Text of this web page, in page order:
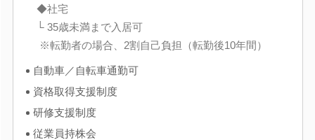
◆社宅
└ 35歳未満まで入居可
※転勤者の場合、2割自己負担（転勤後10年間）
自動車／自転車通勤可
資格取得支援制度
研修支援制度
従業員持株会